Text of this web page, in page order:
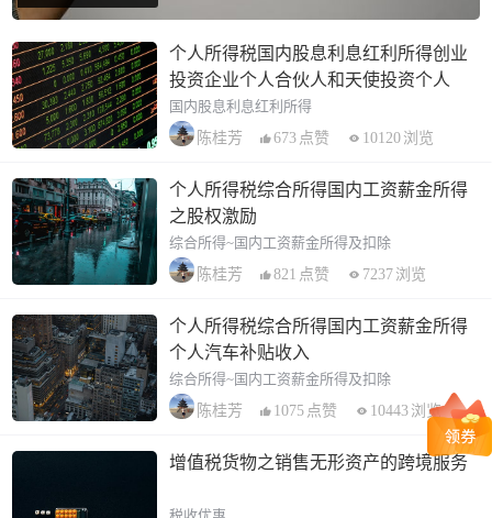
个人所得税国内股息利息红利所得创业
投资企业个人合伙人和天使投资个人
国内股息利息红利所得
陈桂芳
673 点赞 10120 浏览
个人所得税综合所得国内工资薪金所得
之股权激励
综合所得~国内工资薪金所得及扣除
陈桂芳
821 点赞 7237 浏览
个人所得税综合所得国内工资薪金所得
个人汽车补贴收入
综合所得~国内工资薪金所得及扣除
陈桂芳
1075 点赞 10443 浏览
增值税货物之销售无形资产的跨境服务